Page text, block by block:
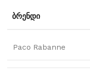
ᲑᲠᲔᲜᲓᲘ
Paco Rabanne